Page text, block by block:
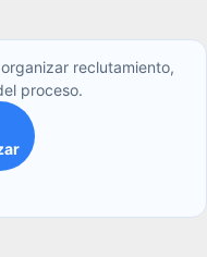
reclutamiento,
proceso.